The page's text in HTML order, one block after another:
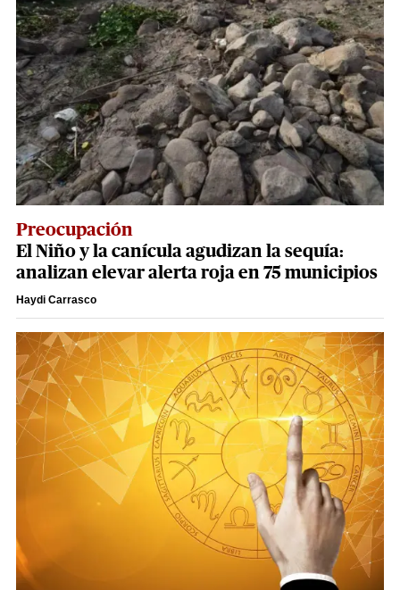
Preocupación
El Niño y la canícula agudizan la sequía:
analizan elevar alerta roja en 75 municipios
Haydi Carrasco